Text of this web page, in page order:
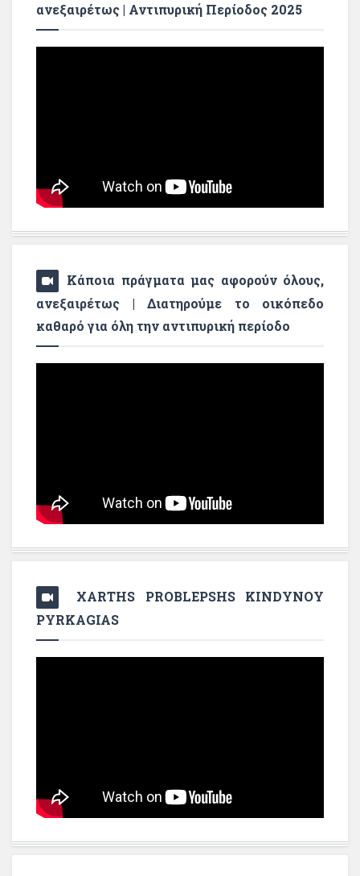
ανεξαιρέτως | Αντιπυρική Περίοδος 2025
Κάποια πράγματα μας αφορούν όλους,
ανεξαιρέτως | Διατηρούμε το οικόπεδο
καθαρό για όλη την αντιπυρική περίοδο
XARTHS PROBLEPSHS KINDYNOY
PYRKAGIAS